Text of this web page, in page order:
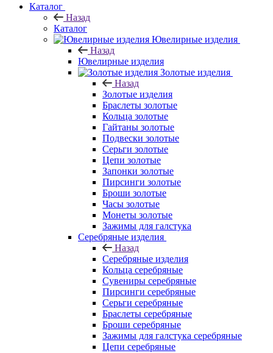
Каталог
Назад
Каталог
Ювелирные изделия
Назад
Ювелирные изделия
Золотые изделия
Назад
Золотые изделия
Браслеты золотые
Кольца золотые
Гайтаны золотые
Подвески золотые
Серьги золотые
Цепи золотые
Запонки золотые
Пирсинги золотые
Броши золотые
Часы золотые
Монеты золотые
Зажимы для галстука
Серебряные изделия
Назад
Серебряные изделия
Кольца серебряные
Сувениры серебряные
Пирсинги серебряные
Серьги серебряные
Браслеты серебряные
Броши серебряные
Зажимы для галстука серебряные
Цепи серебряные